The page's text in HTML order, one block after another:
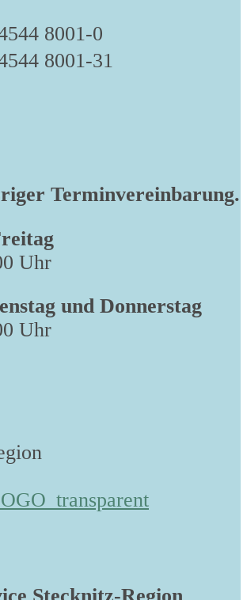
8001-0
8001-31
Terminvereinbarung.
Uhr
und Donnerstag
Uhr